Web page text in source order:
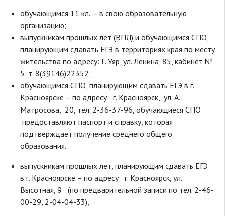
обучающимся 11 кл. — в свою образовательную
организацию;
выпускникам прошлых лет (ВПЛ) и обучающимся СПО,
планирующим сдавать ЕГЭ в территориях края по месту
жительства по адресу: Г. Уяр, ул. Ленина, 85, кабинет №
5, т. 8(39146)22352;
обучающимся СПО, планирующим сдавать ЕГЭ в г.
Красноярске – по адресу: г. Красноярск, ул. А.
Матросова, 20, тел. 2-36-37-96, обучающиеся СПО
предоставляют паспорт и справку, которая
подтверждает получение среднего общего
образования.
выпускникам прошлых лет, планирующим сдавать ЕГЭ
в г. Красноярске – по адресу: г. Красноярск, ул.
Высотная, 9 (по предварительной записи по тел. 2-46-
00-29, 2-04-04-33),